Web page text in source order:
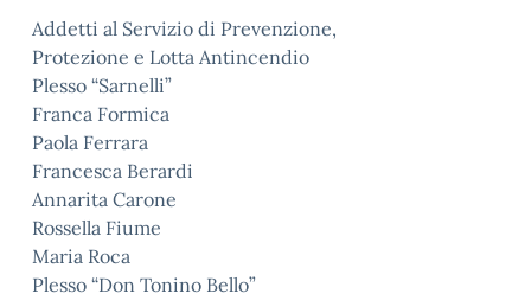
Addetti al Servizio di Prevenzione,
Protezione e Lotta Antincendio
Plesso “Sarnelli”
Franca Formica
Paola Ferrara
Francesca Berardi
Annarita Carone
Rossella Fiume
Maria Roca
Plesso “Don Tonino Bello”